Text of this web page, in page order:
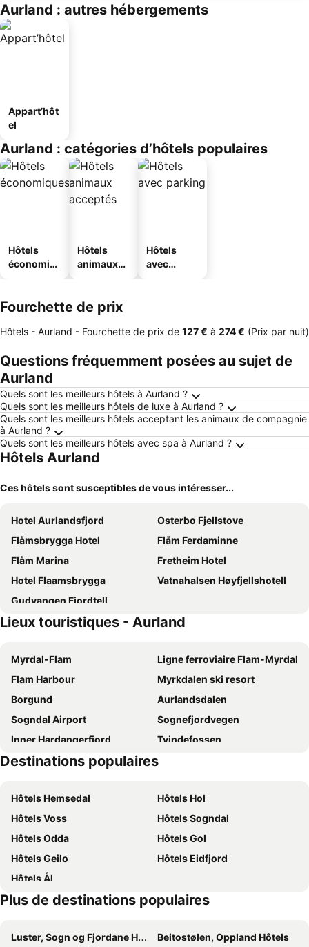
Aurland : autres hébergements
Appart’hôt
el
Aurland : catégories d’hôtels populaires
Hôtels
économiq
Hôtels
animaux
Hôtels
avec
Fourchette de prix
Hôtels - Aurland - Fourchette de prix de ‎127 € à ‎274 € (Prix par nuit)
Questions fréquemment posées au sujet de
Aurland
Quels sont les meilleurs hôtels à Aurland ?
Quels sont les meilleurs hôtels de luxe à Aurland ?
Quels sont les meilleurs hôtels acceptant les animaux de compagnie
à Aurland ?
Quels sont les meilleurs hôtels avec spa à Aurland ?
Hôtels Aurland
Ces hôtels sont susceptibles de vous intéresser...
Hotel Aurlandsfjord
Osterbo Fjellstove
Flåmsbrygga Hotel
Flåm Ferdaminne
Flåm Marina
Fretheim Hotel
Hotel Flaamsbrygga
Vatnahalsen Høyfjellshotell
Gudvangen Fjordtell
Lieux touristiques - Aurland
Myrdal-Flam
Ligne ferroviaire Flam-Myrdal
Flam Harbour
Myrkdalen ski resort
Borgund
Aurlandsdalen
Sogndal Airport
Sognefjordvegen
Inner Hardangerfjord
Tvindefossen
Sognefjorden
Destinations populaires
Hôtels Hemsedal
Hôtels Hol
Hôtels Voss
Hôtels Sogndal
Hôtels Odda
Hôtels Gol
Hôtels Geilo
Hôtels Eidfjord
Hôtels Ål
Plus de destinations populaires
Luster, Sogn og Fjordane Hôtels
Beitostølen, Oppland Hôtels